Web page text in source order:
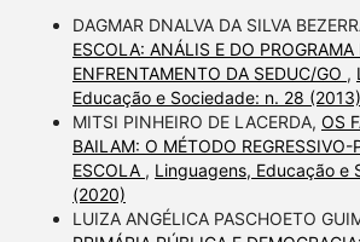
DAGMAR DNALVA DA SILVA
ESCOLA: ANÁLIS E DO PROGRAMA
ENFRENTAMENTO DA SEDUC/GO ,
Educação e Sociedade: n. 28 (2013)
MITSI PINHEIRO DE LACERDA, OS
BAILAM: O MÉTODO REGRESSIVO-
ESCOLA , Linguagens, Educação e
(2020)
LUIZA ANGÉLICA PASCHOETO